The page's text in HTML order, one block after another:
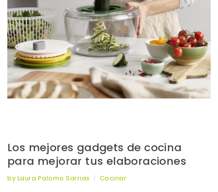
Los mejores gadgets de cocina
para mejorar tus elaboraciones
by Laura Palomo Sarrias Cocinar